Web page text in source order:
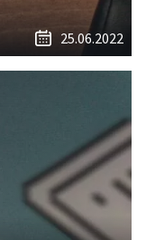
25.06.2022